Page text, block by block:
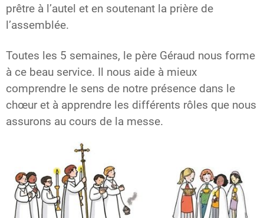
prêtre à l’autel et en soutenant la prière de
l’assemblée.
Toutes les 5 semaines, le père Géraud nous forme
à ce beau service. Il nous aide à mieux
comprendre le sens de notre présence dans le
chœur et à apprendre les différents rôles que nous
assurons au cours de la messe.